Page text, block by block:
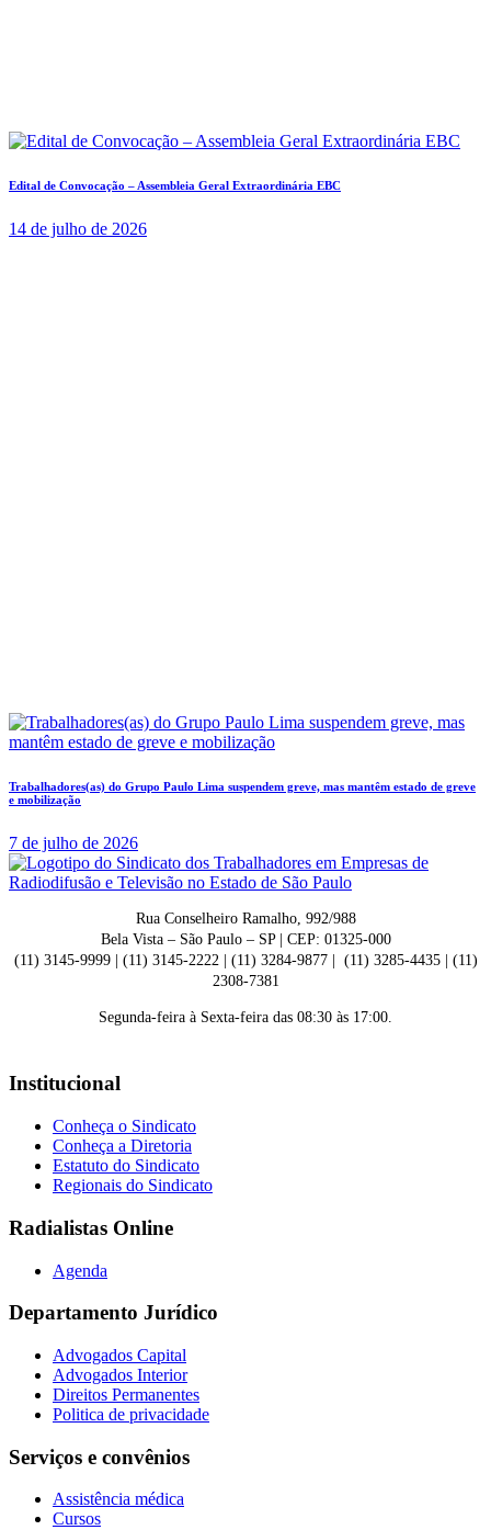
Edital de Convocação – Assembleia Geral Extraordinária EBC
14 de julho de 2026
Trabalhadores(as) do Grupo Paulo Lima suspendem greve, mas mantêm estado de greve
e mobilização
7 de julho de 2026
Rua Conselheiro Ramalho, 992/988
Bela Vista – São Paulo – SP | CEP: 01325-000
(11) 3145-9999 | (11) 3145-2222 | (11) 3284-9877 | (11) 3285-4435 | (11)
2308-7381
Segunda-feira à Sexta-feira das 08:30 às 17:00.
Institucional
Conheça o Sindicato
Conheça a Diretoria
Estatuto do Sindicato
Regionais do Sindicato
Radialistas Online
Agenda
Departamento Jurídico
Advogados Capital
Advogados Interior
Direitos Permanentes
Politica de privacidade
Serviços e convênios
Assistência médica
Cursos